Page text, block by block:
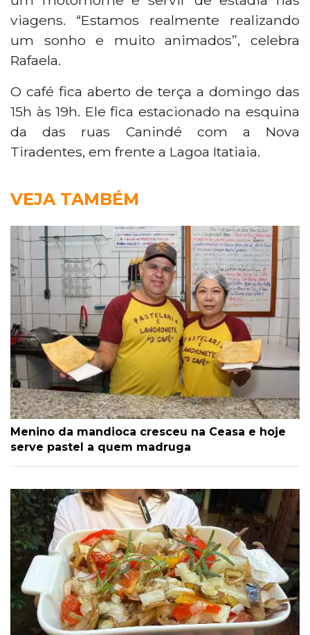
viagens. “Estamos realmente realizando
um sonho e muito animados”, celebra
Rafaela.
O café fica aberto de terça a domingo das
15h às 19h. Ele fica estacionado na esquina
da das ruas Canindé com a Nova
Tiradentes, em frente a Lagoa Itatiaia.
VEJA TAMBÉM
Menino da mandioca cresceu na Ceasa e hoje
serve pastel a quem madruga